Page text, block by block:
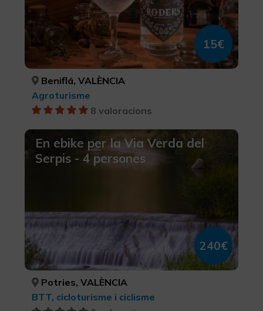
15€
Beniflá, VALÈNCIA
Agroturisme
8 valoracions
En ebike per la Via Verda del
Serpis - 4 persones
240€
Potries, VALÈNCIA
BTT, cicloturisme i ciclisme